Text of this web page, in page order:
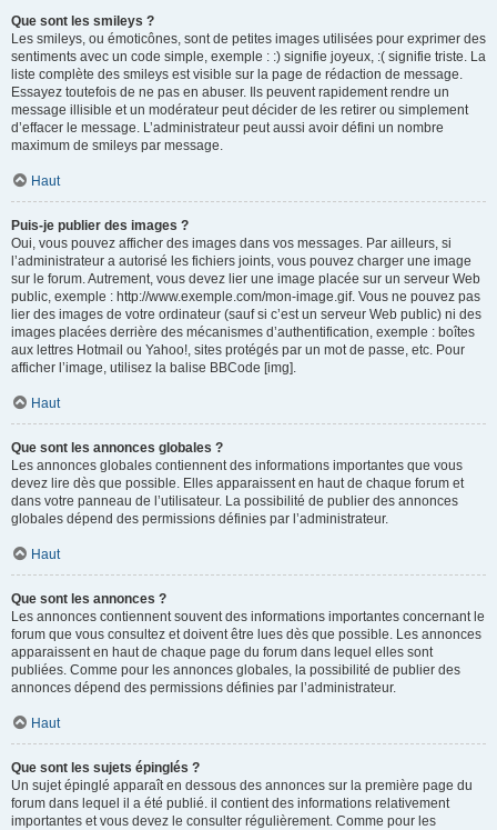
Que sont les smileys ?
Les smileys, ou émoticônes, sont de petites images utilisées pour exprimer des
sentiments avec un code simple, exemple : :) signifie joyeux, :( signifie triste. La
liste complète des smileys est visible sur la page de rédaction de message.
Essayez toutefois de ne pas en abuser. Ils peuvent rapidement rendre un
message illisible et un modérateur peut décider de les retirer ou simplement
d’effacer le message. L’administrateur peut aussi avoir défini un nombre
maximum de smileys par message.
Haut
Puis-je publier des images ?
Oui, vous pouvez afficher des images dans vos messages. Par ailleurs, si
l’administrateur a autorisé les fichiers joints, vous pouvez charger une image
sur le forum. Autrement, vous devez lier une image placée sur un serveur Web
public, exemple : http://www.exemple.com/mon-image.gif. Vous ne pouvez pas
lier des images de votre ordinateur (sauf si c’est un serveur Web public) ni des
images placées derrière des mécanismes d’authentification, exemple : boîtes
aux lettres Hotmail ou Yahoo!, sites protégés par un mot de passe, etc. Pour
afficher l’image, utilisez la balise BBCode [img].
Haut
Que sont les annonces globales ?
Les annonces globales contiennent des informations importantes que vous
devez lire dès que possible. Elles apparaissent en haut de chaque forum et
dans votre panneau de l’utilisateur. La possibilité de publier des annonces
globales dépend des permissions définies par l’administrateur.
Haut
Que sont les annonces ?
Les annonces contiennent souvent des informations importantes concernant le
forum que vous consultez et doivent être lues dès que possible. Les annonces
apparaissent en haut de chaque page du forum dans lequel elles sont
publiées. Comme pour les annonces globales, la possibilité de publier des
annonces dépend des permissions définies par l’administrateur.
Haut
Que sont les sujets épinglés ?
Un sujet épinglé apparaît en dessous des annonces sur la première page du
forum dans lequel il a été publié. il contient des informations relativement
importantes et vous devez le consulter régulièrement. Comme pour les